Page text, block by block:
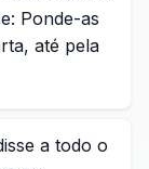
Ponde-as
até pela
a todo o